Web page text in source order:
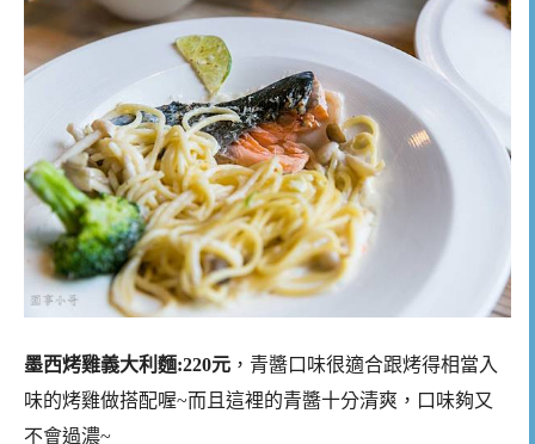
墨西烤雞義大利麵:220元 ，青醬口味很適合跟烤得相當入
味的烤雞做搭配喔~而且這裡的青醬十分清爽，口味夠又
不會過濃~